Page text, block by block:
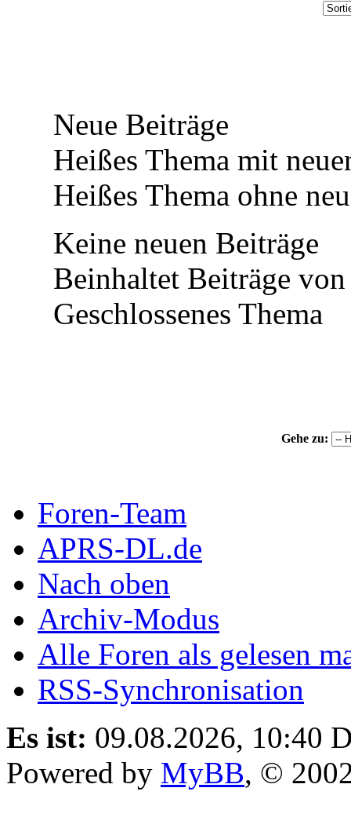
Neue Beiträge
Heißes Thema mit
Heißes Thema ohne
Keine neuen Beiträge
Beinhaltet Beiträge
Geschlossenes Thema
Gehe zu:
Foren-Team
APRS-DL.de
Nach oben
Archiv-Modus
Alle Foren als gelesen
RSS-Synchronisation
Es ist: 09.08.2026, 10:40
Powered by MyBB, ©